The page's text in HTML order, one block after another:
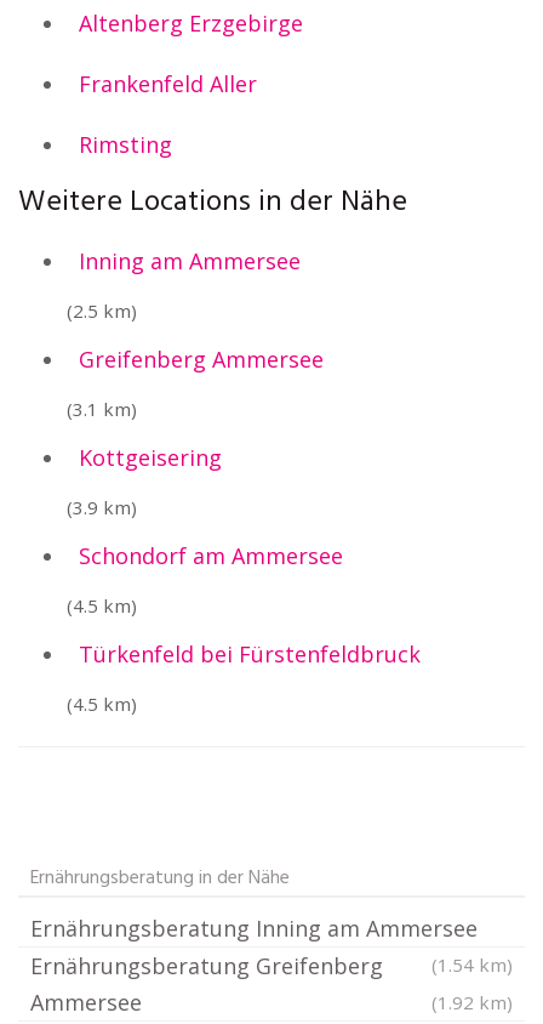
Altenberg Erzgebirge
Frankenfeld Aller
Rimsting
Weitere Locations in der Nähe
Inning am Ammersee
(2.5 km)
Greifenberg Ammersee
(3.1 km)
Kottgeisering
(3.9 km)
Schondorf am Ammersee
(4.5 km)
Türkenfeld bei Fürstenfeldbruck
(4.5 km)
Ernährungsberatung in der Nähe
Ernährungsberatung Inning am Ammersee
(1.54 km)
Ernährungsberatung Greifenberg
Ammersee
(1.92 km)